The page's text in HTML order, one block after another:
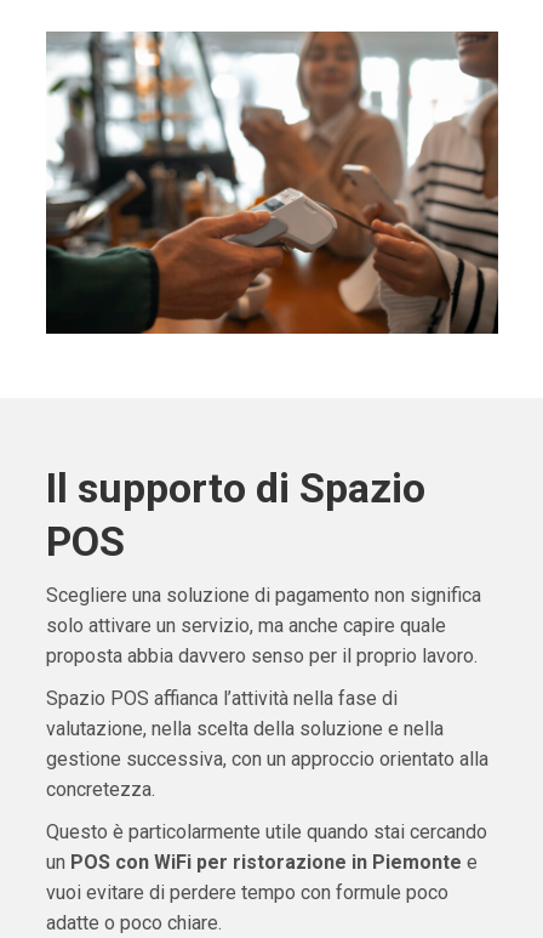
Il supporto di Spazio
POS
Scegliere una soluzione di pagamento non significa
solo attivare un servizio, ma anche capire quale
proposta abbia davvero senso per il proprio lavoro.
Spazio POS affianca l’attività nella fase di
valutazione, nella scelta della soluzione e nella
gestione successiva, con un approccio orientato alla
concretezza.
Questo è particolarmente utile quando stai cercando
un POS con WiFi per ristorazione in Piemonte e
vuoi evitare di perdere tempo con formule poco
adatte o poco chiare.